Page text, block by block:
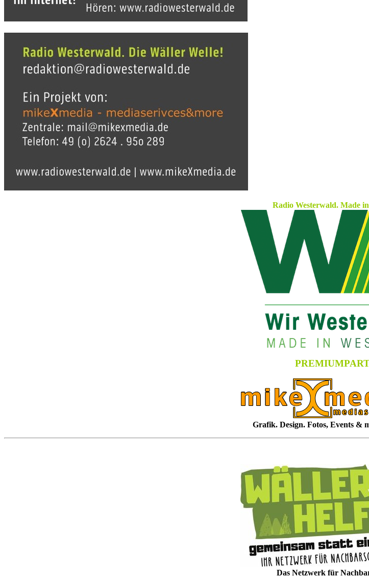
Radio Westerwald. Made
Grafik. Design. Fotos, Events &
Das Netzwerk für